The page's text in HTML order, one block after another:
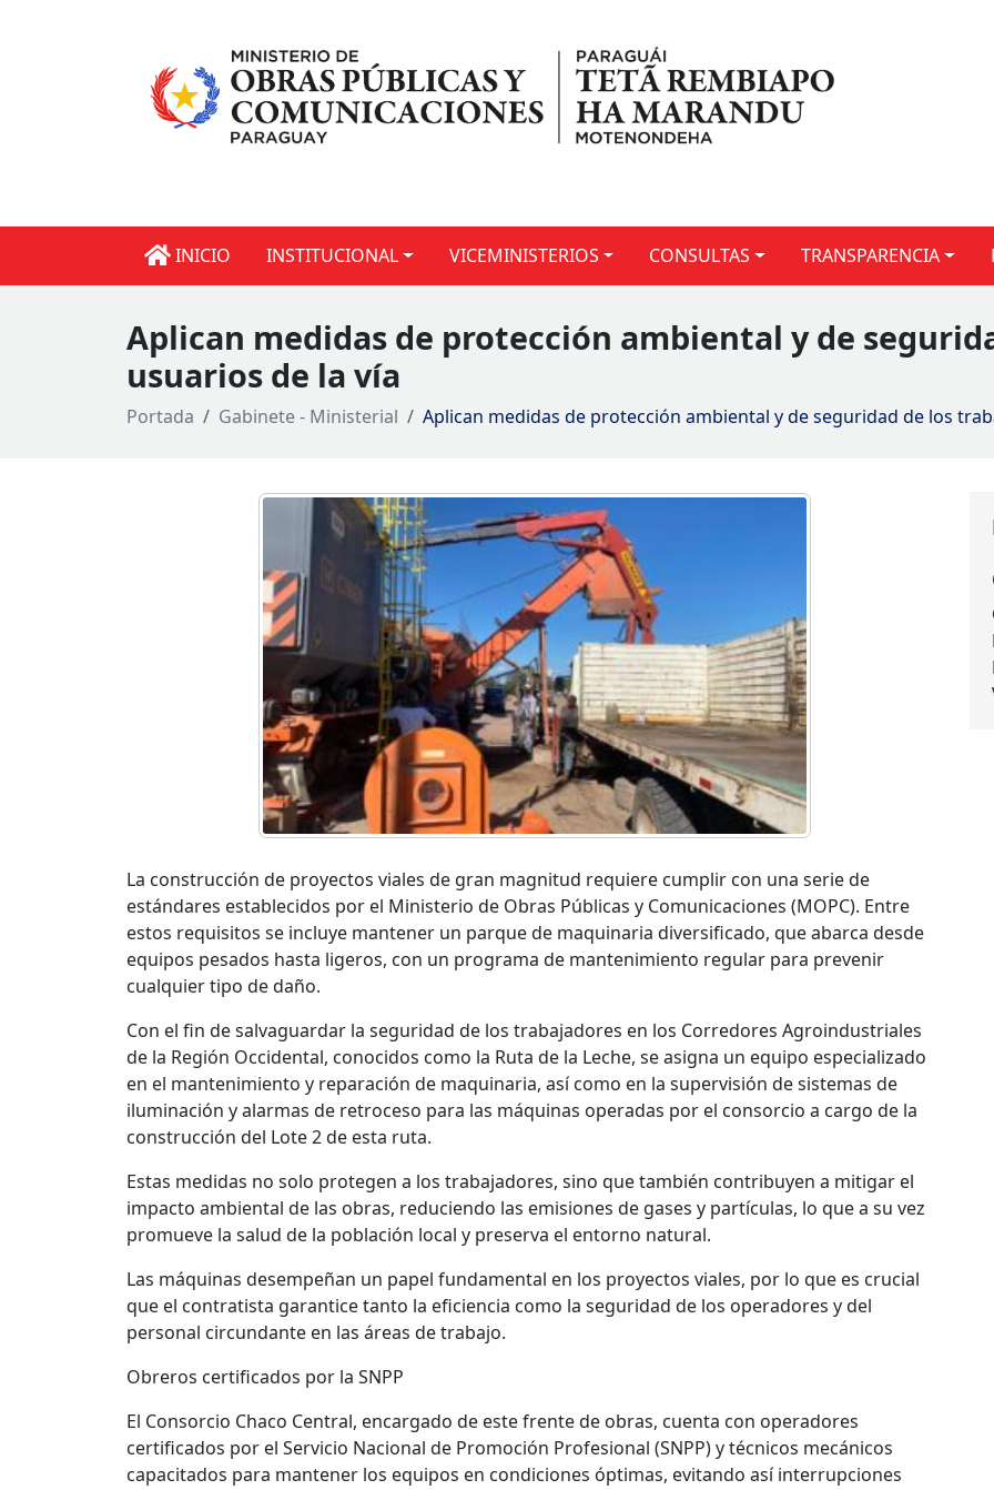
INICIO INSTITUCIONAL VICEMINISTERIOS CONSULTAS TRANSPARENCIA
Aplican medidas de protección ambiental y de
usuarios de la vía
Portada Gabinete - Ministerial Aplican medidas de protección ambiental y de seguridad de los
La construcción de proyectos viales de gran magnitud requiere cumplir con una serie de
estándares establecidos por el Ministerio de Obras Públicas y Comunicaciones (MOPC). Entre
estos requisitos se incluye mantener un parque de maquinaria diversificado, que abarca desde
equipos pesados hasta ligeros, con un programa de mantenimiento regular para prevenir
cualquier tipo de daño.
Con el fin de salvaguardar la seguridad de los trabajadores en los Corredores Agroindustriales
de la Región Occidental, conocidos como la Ruta de la Leche, se asigna un equipo especializado
en el mantenimiento y reparación de maquinaria, así como en la supervisión de sistemas de
iluminación y alarmas de retroceso para las máquinas operadas por el consorcio a cargo de la
construcción del Lote 2 de esta ruta.
Estas medidas no solo protegen a los trabajadores, sino que también contribuyen a mitigar el
impacto ambiental de las obras, reduciendo las emisiones de gases y partículas, lo que a su vez
promueve la salud de la población local y preserva el entorno natural.
Las máquinas desempeñan un papel fundamental en los proyectos viales, por lo que es crucial
que el contratista garantice tanto la eficiencia como la seguridad de los operadores y del
personal circundante en las áreas de trabajo.
Obreros certificados por la SNPP
El Consorcio Chaco Central, encargado de este frente de obras, cuenta con operadores
certificados por el Servicio Nacional de Promoción Profesional (SNPP) y técnicos mecánicos
capacitados para mantener los equipos en condiciones óptimas, evitando así interrupciones